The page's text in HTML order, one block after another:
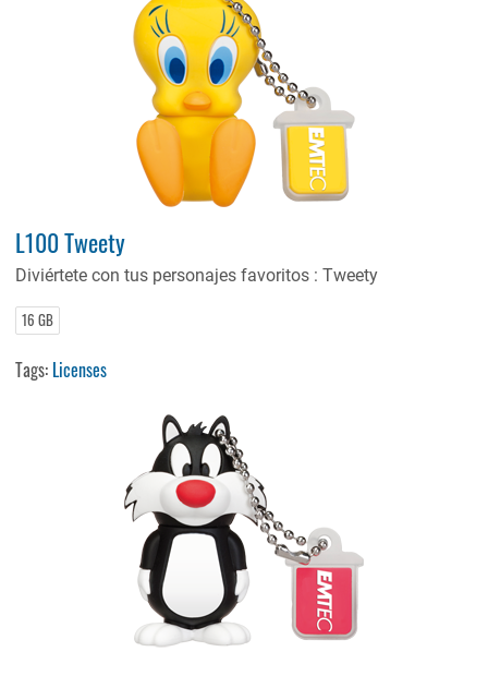
L100 Tweety
Diviértete con tus personajes favoritos : Tweety
16 GB
Tags: Licenses